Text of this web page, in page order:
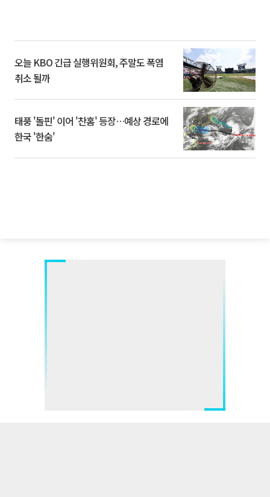
오늘 KBO 긴급 실행위원회, 주말도 폭염
취소 될까
태풍 '돌핀' 이어 '찬홈' 등장…예상 경로에
한국 '한숨'